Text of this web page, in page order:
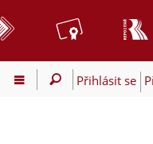
Přihlásit se